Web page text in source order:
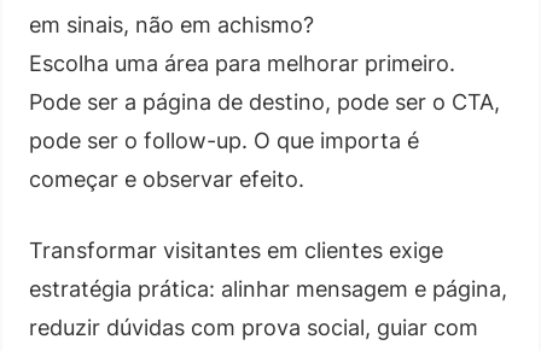
em sinais, não em achismo?
Escolha uma área para melhorar primeiro.
Pode ser a página de destino, pode ser o CTA,
pode ser o follow-up. O que importa é
começar e observar efeito.
Transformar visitantes em clientes exige
estratégia prática: alinhar mensagem e página,
reduzir dúvidas com prova social, guiar com